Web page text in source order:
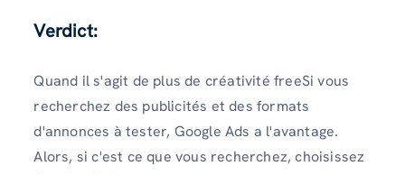
Verdict:
Quand il s'agit de plus de créativité freeSi vous
recherchez des publicités et des formats
d'annonces à tester, Google Ads a l'avantage.
Alors, si c'est ce que vous recherchez, choisissez